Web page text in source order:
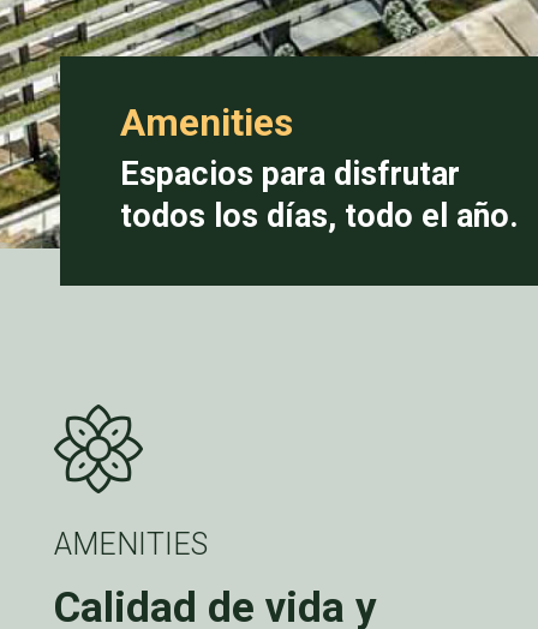
Amenities
Espacios para disfrutar
todos los días, todo el año.
AMENITIES
Calidad de vida y